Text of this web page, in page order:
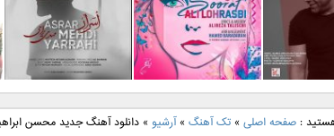
جدید رضا
نگار
دانلود آهنگ جدید علی
لهراسبی بنام صورت
دانلود آهنگ جدید مهدی
یراحی بنام اسرار
:صفحه اصلی »تک آهنگ »آرشیو »دانلود آهنگ جدید محسن